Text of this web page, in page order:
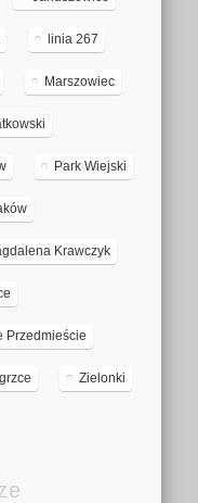
linia 267
Marszowiec
Park Wiejski
Krawczyk
Przedmieście
Zielonki